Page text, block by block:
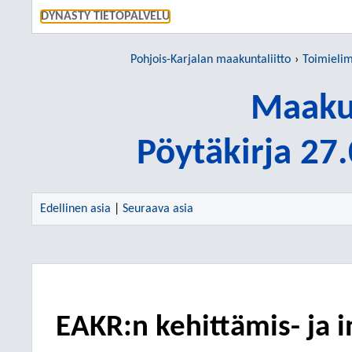
DYNASTY TIETOPALVELU
Pohjois-Karjalan maakuntaliitto
Pöytäkirja
Edellinen asia Seuraava asia
EAKR:n kehittämis- ja